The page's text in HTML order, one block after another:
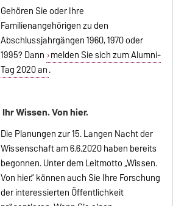
Gehören Sie oder Ihre
Familienangehörigen zu den
Abschlussjahrgängen 1960, 1970 oder
1995? Dann melden Sie sich zum Alumni-
Tag 2020 an.
Ihr Wissen. Von hier.
Die Planungen zur 15. Langen Nacht der
Wissenschaft am 6.6.2020 haben bereits
begonnen. Unter dem Leitmotto „Wissen.
Von hier.“ können auch Sie Ihre Forschung
der interessierten Öffentlichkeit